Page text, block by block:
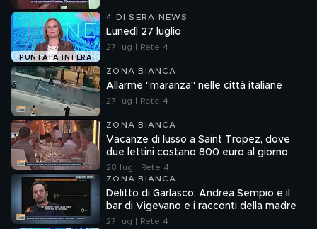
PUNTATA INTERA
4 DI SERA NEWS
Lunedì 27 luglio
27 lug | Rete 4
ZONA BIANCA
Allarme "maranza" nelle città italiane
27 lug | Rete 4
ZONA BIANCA
Vacanze di lusso a Saint Tropez, dove
due lettini costano 800 euro al giorno
28 lug | Rete 4
ZONA BIANCA
Delitto di Garlasco: Andrea Sempio e il
bar di Vigevano e i racconti della madre
27 lug | Rete 4